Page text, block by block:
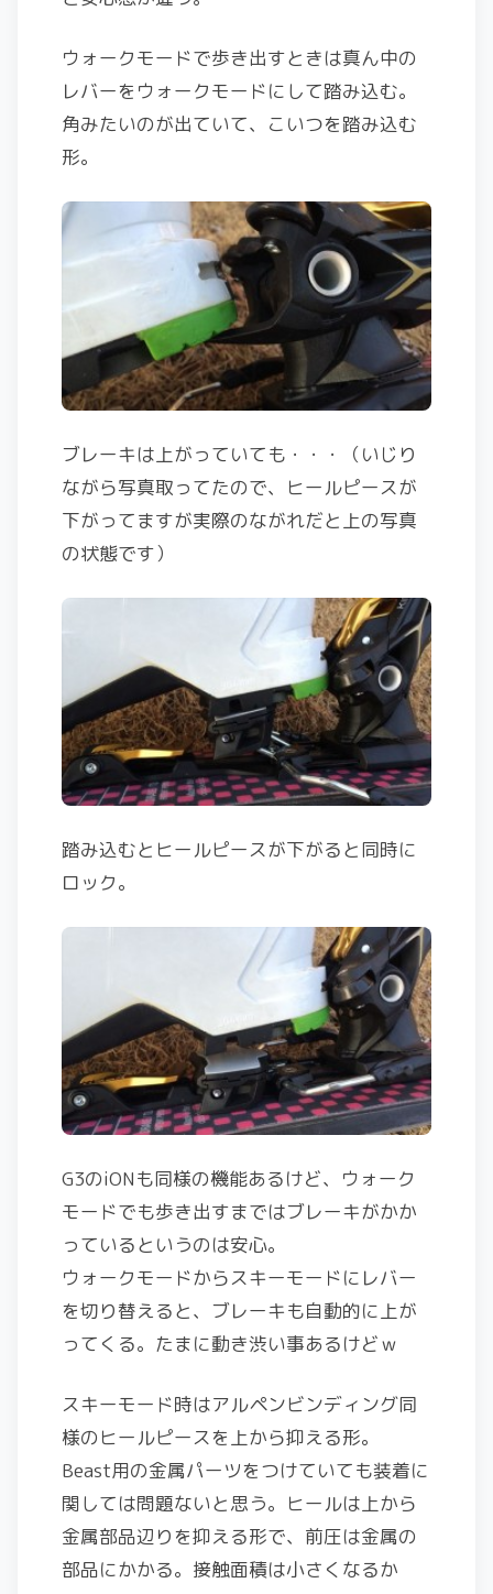
ウォークモードで歩き出すときは真ん中の
レバーをウォークモードにして踏み込む。
角みたいのが出ていて、こいつを踏み込む
形。
ブレーキは上がっていても・・・（いじり
ながら写真取ってたので、ヒールピースが
下がってますが実際のながれだと上の写真
の状態です）
踏み込むとヒールピースが下がると同時に
ロック。
G3のiONも同様の機能あるけど、ウォーク
モードでも歩き出すまではブレーキがかか
っているというのは安心。
ウォークモードからスキーモードにレバー
を切り替えると、ブレーキも自動的に上が
ってくる。たまに動き渋い事あるけどｗ
スキーモード時はアルペンビンディング同
様のヒールピースを上から抑える形。
Beast用の金属パーツをつけていても装着に
関しては問題ないと思う。ヒールは上から
金属部品辺りを抑える形で、前圧は金属の
部品にかかる。接触面積は小さくなるか